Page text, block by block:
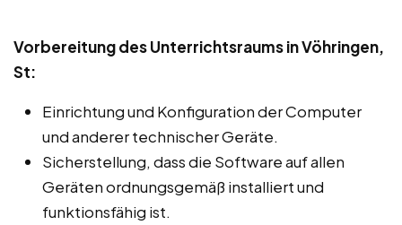
Vorbereitung des Unterrichtsraums in Vöhringen,
St:
Einrichtung und Konfiguration der Computer
und anderer technischer Geräte.
Sicherstellung, dass die Software auf allen
Geräten ordnungsgemäß installiert und
funktionsfähig ist.